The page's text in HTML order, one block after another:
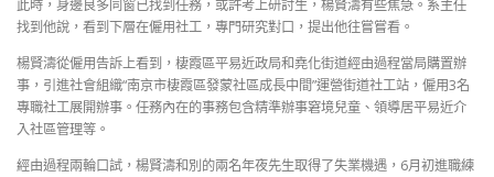
此時，身邊良多同窗已找到任務，或許考上研討生，楊賢濤有些焦急。系主任
找到他說，看到下層在僱用社工，專門研究對口，提出他往嘗嘗看。
楊賢濤從僱用告訴上看到，棲霞區平易近政局和堯化街道經由過程當局購置辦
事，引進社會組織“南京市棲霞區發蒙社區成長中間”運營街道社工站，僱用3名
專職社工展開辦事。任務內在的事務包含精準辦事窘境兒童、領導居平易近介
入社區管理等。
經由過程兩輪口試，楊賢濤和別的兩名年夜先生取得了失業機遇，6月初進職練